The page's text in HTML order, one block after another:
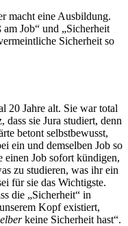
macht eine Ausbildung.
Job“ und „Sicherheit
Sicherheit so
20 Jahre alt. Sie war total
dass sie Jura studiert, denn
betont selbstbewusst,
ein und demselben Job so
Job sofort kündigen,
zu studieren, was ihr ein
für sie das Wichtigste.
die „Sicherheit“ in
Kopf existiert,
keine Sicherheit hast“.